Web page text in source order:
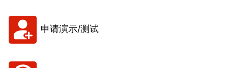
申请演示/测试